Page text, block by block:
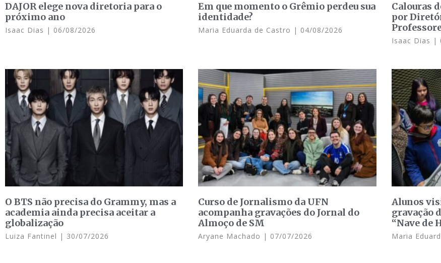
DAJOR elege nova diretoria para o
próximo ano
Isaac Dias 06/08/2026
Em que momento o Grêmio perdeu sua
identidade?
Maria Eduarda de Castro 04/08/2026
Calouras
por
Isaac Dias
O BTS não precisa do Grammy, mas a
academia ainda precisa aceitar a
globalização
Luiza Fantinel 30/07/2026
Curso de Jornalismo da UFN
acompanha gravações do Jornal do
Almoço de SM
Aryane Machado 07/07/2026
Alunos
gravação
“Nave de
Maria